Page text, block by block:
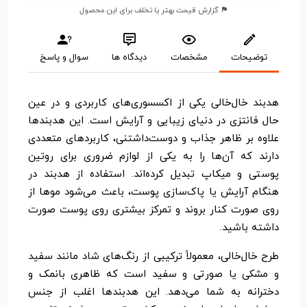
گزارش قیمت بهتر یا تخلف برای این محصول
توضیحات مشخصات دیدگاه ها سوال و پاسخ
هدبند خال‌خالی یکی از اکسسوری‌های کاربردی و در عین
حال فانتزی در دنیای زیبایی و آرایش است. این هدبندها
علاوه بر ظاهر جذاب و دوست‌داشتنی، کاربردهای متعددی
دارند که آن‌ها را به یکی از لوازم ضروری برای روتین
پوستی و میکاپ تبدیل کرده‌اند. استفاده از هدبند در
هنگام آرایش یا پاک‌سازی پوست، باعث می‌شود موها از
روی صورت کنار بروند و تمرکز بیشتری روی پوست صورت
داشته باشید.
طرح خال‌خالی، معمولاً ترکیبی از رنگ‌های شاد مانند سفید
و مشکی یا صورتی و سفید است که ظاهری بانمک و
دخترانه به شما می‌دهد. این هدبندها اغلب از جنس